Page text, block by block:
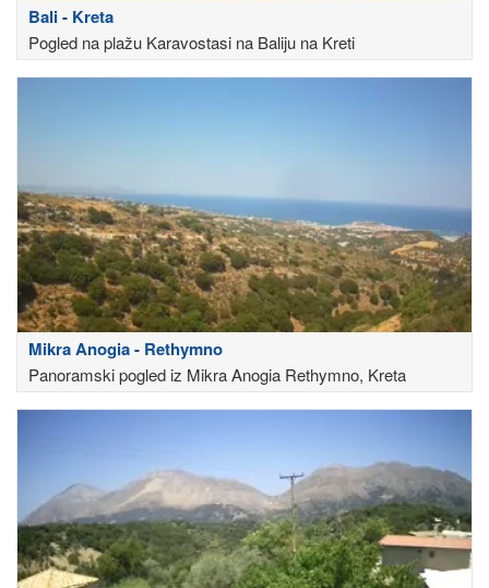
Bali - Kreta
Pogled na plažu Karavostasi na Baliju na Kreti
Mikra Anogia - Rethymno
Panoramski pogled iz Mikra Anogia Rethymno, Kreta